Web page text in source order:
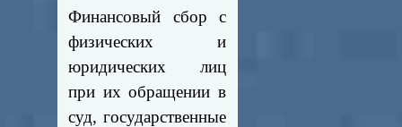
Финансовый сбор с
физических и
юридических лиц
при их обращении в
суд, государственные